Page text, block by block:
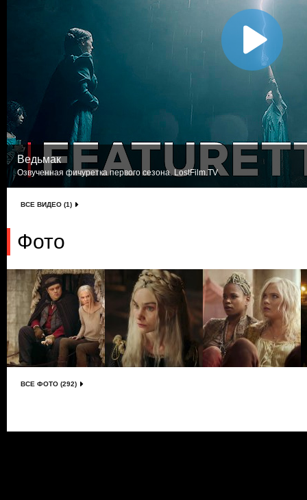
Ведьмак
Озвученная фичуретка первого сезона. LostFilm.TV
ВСЕ ВИДЕО (1)
Фото
ВСЕ ФОТО (292)